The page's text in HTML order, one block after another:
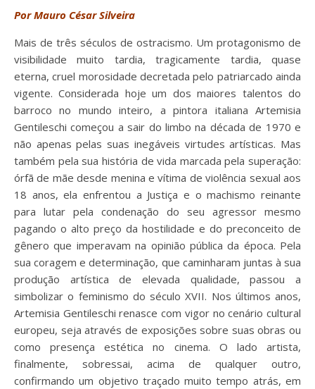
Por Mauro César Silveira
Mais de três séculos de ostracismo. Um protagonismo de
visibilidade muito tardia, tragicamente tardia, quase
eterna, cruel morosidade decretada pelo patriarcado ainda
vigente. Considerada hoje um dos maiores talentos do
barroco no mundo inteiro, a pintora italiana Artemisia
Gentileschi começou a sair do limbo na década de 1970 e
não apenas pelas suas inegáveis virtudes artísticas. Mas
também pela sua história de vida marcada pela superação:
órfã de mãe desde menina e vítima de violência sexual aos
18 anos, ela enfrentou a Justiça e o machismo reinante
para lutar pela condenação do seu agressor mesmo
pagando o alto preço da hostilidade e do preconceito de
gênero que imperavam na opinião pública da época. Pela
sua coragem e determinação, que caminharam juntas à sua
produção artística de elevada qualidade, passou a
simbolizar o feminismo do século XVII. Nos últimos anos,
Artemisia Gentileschi renasce com vigor no cenário cultural
europeu, seja através de exposições sobre suas obras ou
como presença estética no cinema. O lado artista,
finalmente, sobressai, acima de qualquer outro,
confirmando um objetivo traçado muito tempo atrás, em